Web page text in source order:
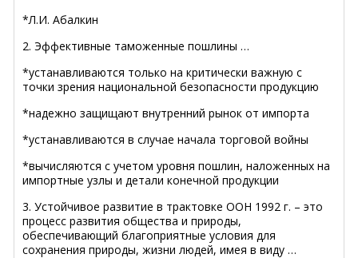
*Л.И. Абалкин
2. Эффективные таможенные пошлины …
*устанавливаются только на критически важную с
точки зрения национальной безопасности продукцию
*надежно защищают внутренний рынок от импорта
*устанавливаются в случае начала торговой войны
*вычисляются с учетом уровня пошлин, наложенных на
импортные узлы и детали конечной продукции
3. Устойчивое развитие в трактовке ООН 1992 г. – это
процесс развития общества и природы,
обеспечивающий благоприятные условия для
сохранения природы, жизни людей, имея в виду …